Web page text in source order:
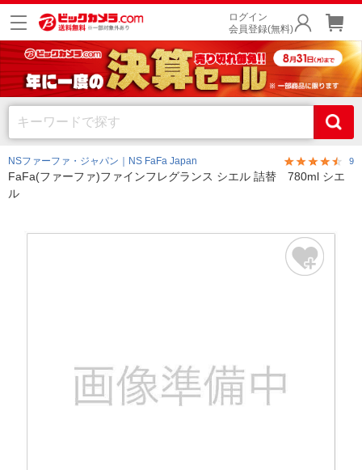
ログイン
会員登録(無料)
NSファーファ・ジャパン｜NS FaFa Japan 9
FaFa(ファーファ)ファインフレグランス シエル 詰替 780ml シエ
ル